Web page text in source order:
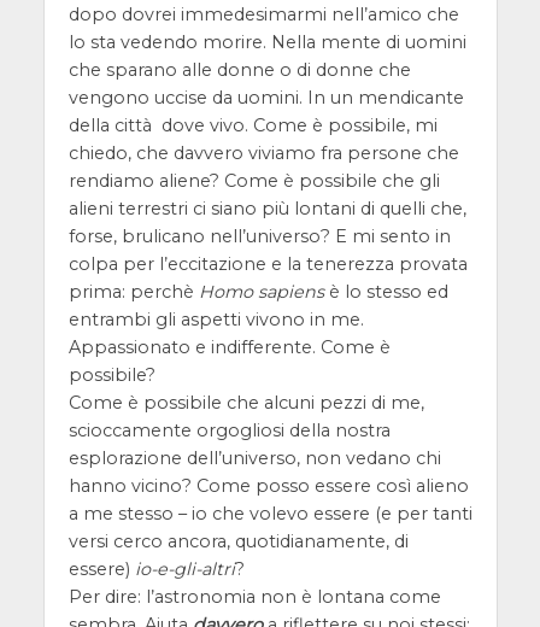
dopo dovrei immedesimarmi nell’amico che
lo sta vedendo morire. Nella mente di uomini
che sparano alle donne o di donne che
vengono uccise da uomini. In un mendicante
della città dove vivo. Come è possibile, mi
chiedo, che davvero viviamo fra persone che
rendiamo aliene? Come è possibile che gli
alieni terrestri ci siano più lontani di quelli che,
forse, brulicano nell’universo? E mi sento in
colpa per l’eccitazione e la tenerezza provata
prima: perchè Homo sapiensè lo stesso ed
entrambi gli aspetti vivono in me.
Appassionato e indifferente. Come è
possibile?
Come è possibile che alcuni pezzi di me,
scioccamente orgogliosi della nostra
esplorazione dell’universo, non vedano chi
hanno vicino? Come posso essere così alieno
a me stesso – io che volevo essere (e per tanti
versi cerco ancora, quotidianamente, di
essere) io-e-gli-altri?
Per dire: l’astronomia non è lontana come